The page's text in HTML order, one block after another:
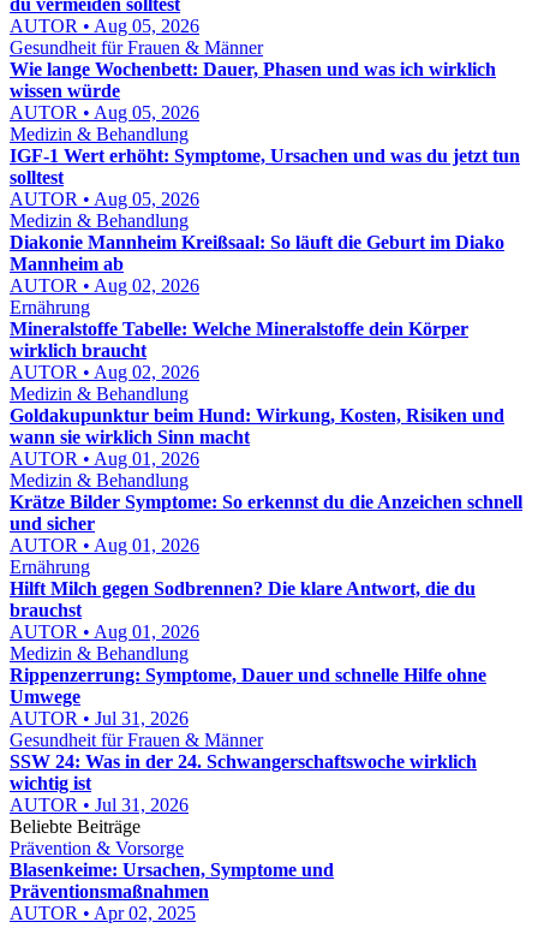
du vermeiden solltest
AUTOR • Aug 05, 2026
Gesundheit für Frauen & Männer
Wie lange Wochenbett: Dauer, Phasen und was ich wirklich
wissen würde
AUTOR • Aug 05, 2026
Medizin & Behandlung
IGF-1 Wert erhöht: Symptome, Ursachen und was du jetzt tun
solltest
AUTOR • Aug 05, 2026
Medizin & Behandlung
Diakonie Mannheim Kreißsaal: So läuft die Geburt im Diako
Mannheim ab
AUTOR • Aug 02, 2026
Ernährung
Mineralstoffe Tabelle: Welche Mineralstoffe dein Körper
wirklich braucht
AUTOR • Aug 02, 2026
Medizin & Behandlung
Goldakupunktur beim Hund: Wirkung, Kosten, Risiken und
wann sie wirklich Sinn macht
AUTOR • Aug 01, 2026
Medizin & Behandlung
Krätze Bilder Symptome: So erkennst du die Anzeichen schnell
und sicher
AUTOR • Aug 01, 2026
Ernährung
Hilft Milch gegen Sodbrennen? Die klare Antwort, die du
brauchst
AUTOR • Aug 01, 2026
Medizin & Behandlung
Rippenzerrung: Symptome, Dauer und schnelle Hilfe ohne
Umwege
AUTOR • Jul 31, 2026
Gesundheit für Frauen & Männer
SSW 24: Was in der 24. Schwangerschaftswoche wirklich
wichtig ist
AUTOR • Jul 31, 2026
Beliebte Beiträge
Prävention & Vorsorge
Blasenkeime: Ursachen, Symptome und
Präventionsmaßnahmen
AUTOR • Apr 02, 2025